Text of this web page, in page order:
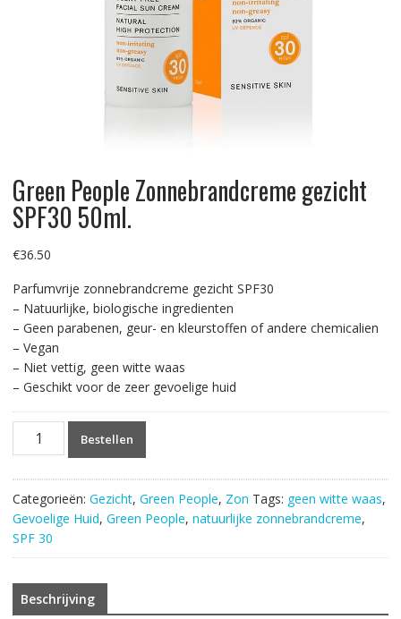
Green People Zonnebrandcreme gezicht
SPF30 50ml.
€36.50
Parfumvrije zonnebrandcreme gezicht SPF30
– Natuurlijke, biologische ingredienten
– Geen parabenen, geur- en kleurstoffen of andere chemicalien
– Vegan
– Niet vettig, geen witte waas
– Geschikt voor de zeer gevoelige huid
Green
People
SPF30
50ml.
aantal
Bestellen
Categorieën: Gezicht, Green People, Zon Tags: geen witte waas,
Gevoelige Huid, Green People, natuurlijke zonnebrandcreme,
SPF 30
Beschrijving